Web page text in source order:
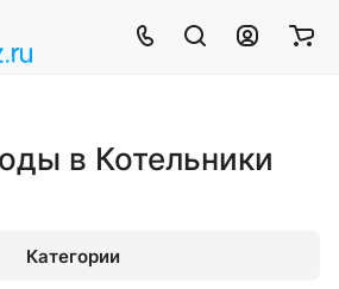
в Котельники
Категории